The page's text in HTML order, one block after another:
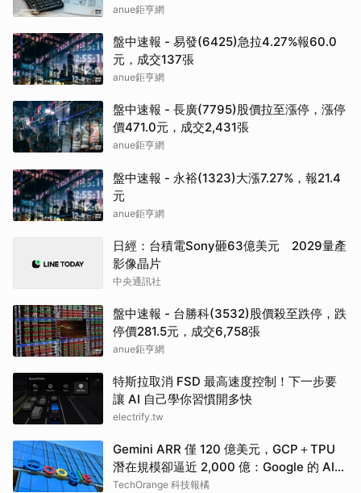
anue鉅亨網
盤中速報 - 易發(6425)急拉4.27%報60.0
元，成交137張
anue鉅亨網
盤中速報 - 長廣(7795)股價拉至漲停，漲停
價471.0元，成交2,431張
anue鉅亨網
盤中速報 - 永裕(1323)大漲7.27%，報21.4
元
anue鉅亨網
日經：台積電Sony砸63億美元 2029量產
影像晶片
中央通訊社
盤中速報 - 台勝科(3532)股價殺至跌停，跌
停價281.5元，成交6,758張
anue鉅亨網
特斯拉取消 FSD 最高速度控制！下一步要
讓 AI 自己學你習慣開多快
electrify.tw
Gemini ARR 僅 120 億美元，GCP＋TPU
潛在規模卻逼近 2,000 億：Google 的 AI
商業重心正在位移
TechOrange 科技報橘